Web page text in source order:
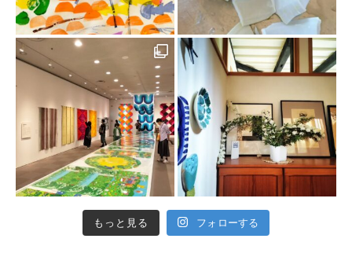
もっと見る フォローする